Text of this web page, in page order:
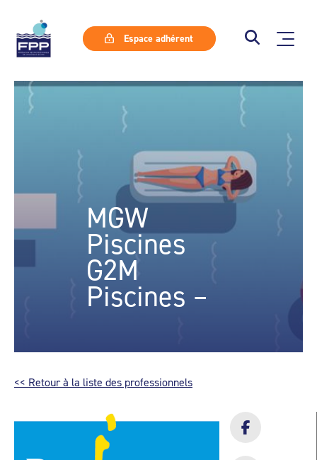
Espace adhérent
MGW
Piscines
G2M
Piscines –
<< Retour à la liste des professionnels